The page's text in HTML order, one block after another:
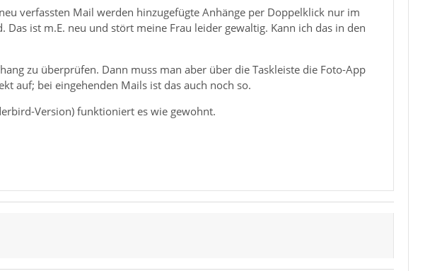
verfassten Mail werden hinzugefügte Anhänge per Doppelklick nur im
ist m.E. neu und stört meine Frau leider gewaltig. Kann ich das in den
zu überprüfen. Dann muss man aber über die Taskleiste die Foto-App
auf; bei eingehenden Mails ist das auch noch so.
Version) funktioniert es wie gewohnt.